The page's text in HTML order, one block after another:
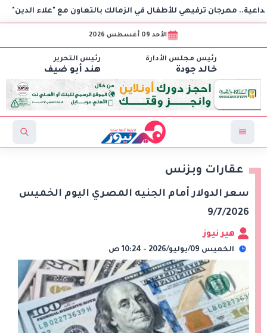
ترفيهي للأطفال في الزمالك بالتعاون مع "علاء الدين"
الأحد 09 أغسطس 2026
رئيس مجلس الأدارة
خالد جودة
رئيس التحرير
هند أبو ضيف
عقارات وبزنس
سعر الدولار أمام الجنيه المصري اليوم الخميس
9/7/2026
هير نيوز
الخميس 09/يوليو/2026 - 10:24 ص